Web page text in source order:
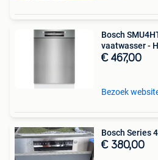
Bosch
vaatwasser -
€ 467,00
Bezoek
Bosch Series
€ 380,00